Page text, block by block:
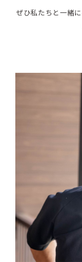
ぜひ私たちと一緒